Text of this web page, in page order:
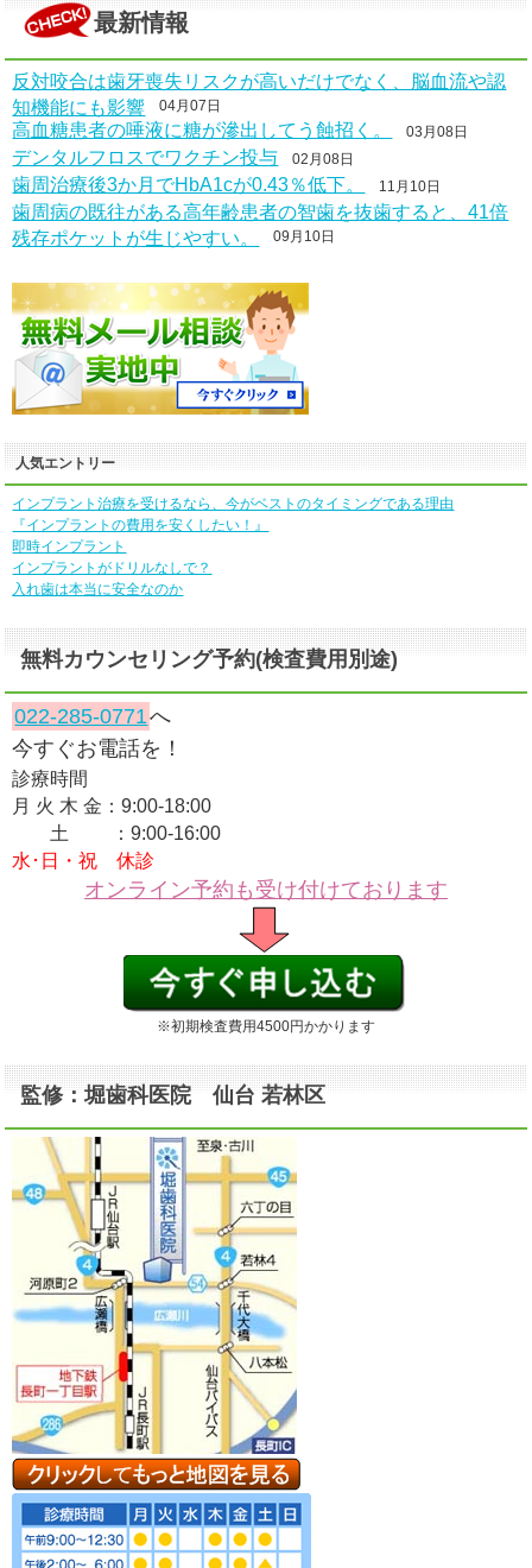
最新情報
反対咬合は歯牙喪失リスクが高いだけでなく、脳血流や認
知機能にも影響 04月07日
高血糖患者の唾液に糖が滲出してう蝕招く。 03月08日
デンタルフロスでワクチン投与 02月08日
歯周治療後3か月でHbA1cが0.43％低下。 11月10日
歯周病の既往がある高年齢患者の智歯を抜歯すると、41倍
残存ポケットが生じやすい。 09月10日
人気エントリー
インプラント治療を受けるなら、今がベストのタイミングである理由
『インプラントの費用を安くしたい！』
即時インプラント
インプラントがドリルなしで？
入れ歯は本当に安全なのか
無料カウンセリング予約(検査費用別途)
022-285-0771へ
今すぐお電話を！
診療時間
月 火 木 金：9:00-18:00
土 ：9:00-16:00
水･日・祝 休診
オンライン予約も受け付けております
※初期検査費用4500円かかります
監修：堀歯科医院 仙台 若林区